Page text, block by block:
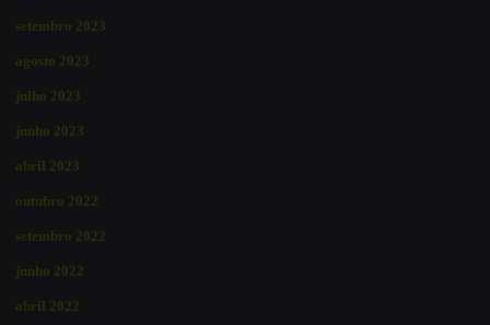
setembro 2023
agosto 2023
julho 2023
junho 2023
abril 2023
outubro 2022
setembro 2022
junho 2022
abril 2022